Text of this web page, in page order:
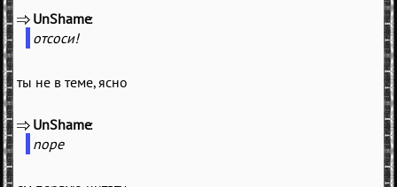
UnShame
отсоси!
ты не в теме, ясно
UnShame
nope